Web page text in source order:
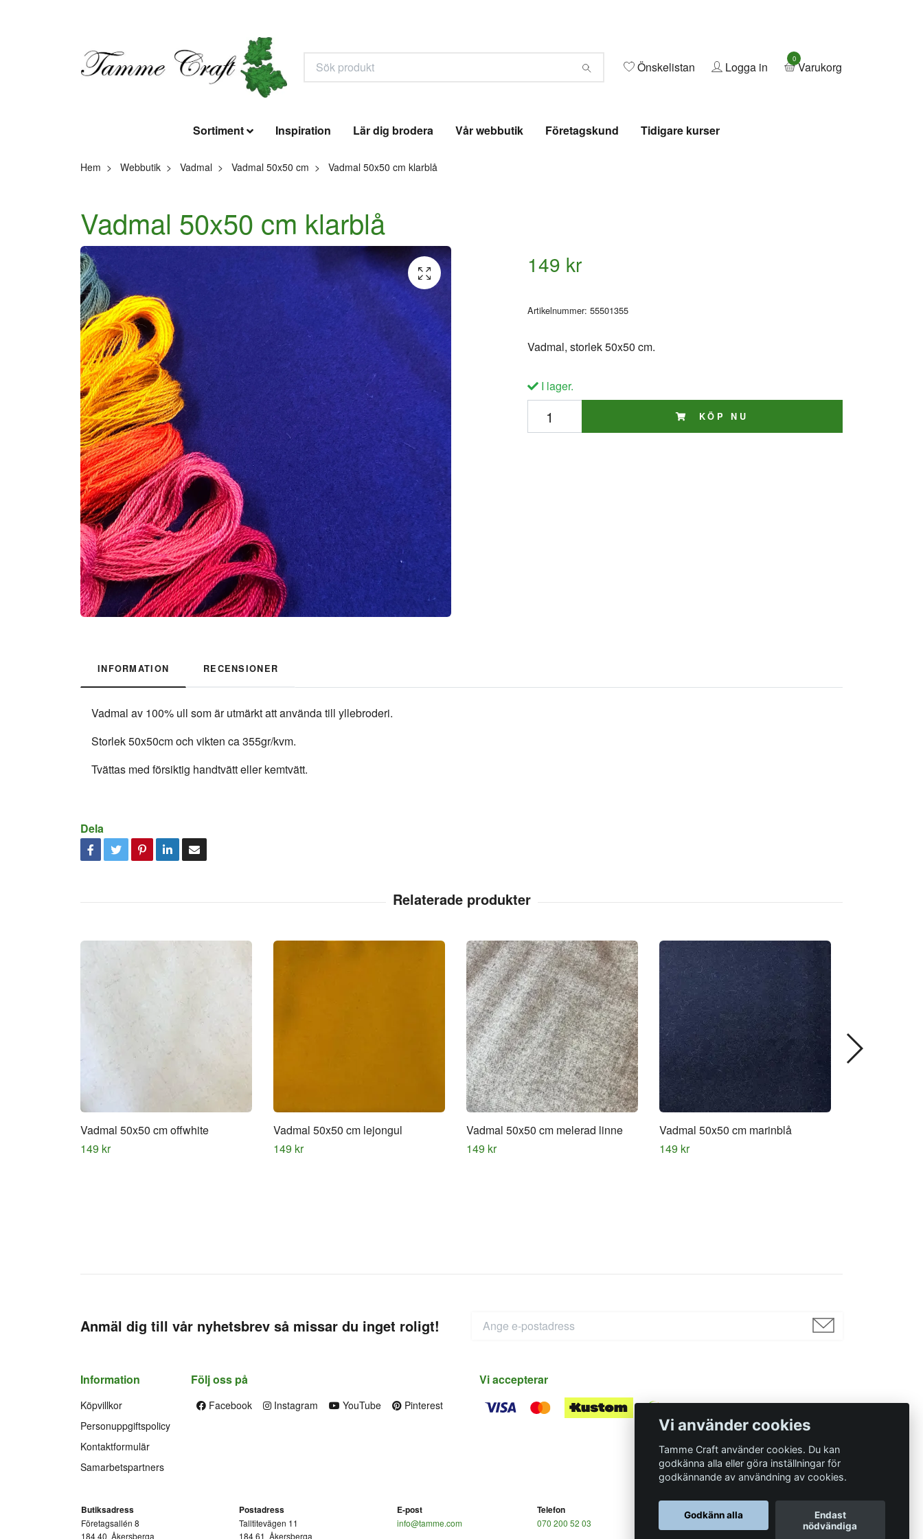
Önskelistan Logga in
0
Varukorg
Sortiment Inspiration Lär dig brodera Vår webbutik Företagskund Tidigare kurser
Hem Webbutik Vadmal Vadmal 50x50 cm Vadmal 50x50 cm klarblå
Vadmal 50x50 cm klarblå
149 kr
Artikelnummer: 55501355
Vadmal, storlek 50x50 cm.
I lager.
KÖP NU
INFORMATION RECENSIONER
Vadmal av 100% ull som är utmärkt att använda till yllebroderi.
Storlek 50x50cm och vikten ca 355gr/kvm.
Tvättas med försiktig handtvätt eller kemtvätt.
Dela
Vadmal 50x50 cm offwhite
149 kr
Vadmal 50x50 cm lejongul
149 kr
Vadmal 50x50 cm melerad linne
149 kr
Vadmal 50x50 cm marinblå
149 kr
Anmäl dig till vår nyhetsbrev så missar du inget roligt!
Information
Köpvillkor
Personuppgiftspolicy
Kontaktformulär
Samarbetspartners
Följ oss på
Facebook Instagram YouTube Pinterest
Vi accepterar
Butiksadress
Företagsallén 8
184 40 Åkersberga
Postadress
Talltitevägen 11
184 61 Åkersberga
E-post
info@tamme.com
Telefon
070 200 52 03
Organisationsnummer
Vi använder cookies
Tamme Craft använder cookies. Du kan
godkänna alla eller göra inställningar för
godkännande av användning av cookies.
Godkänn alla
Endast
nödvändiga